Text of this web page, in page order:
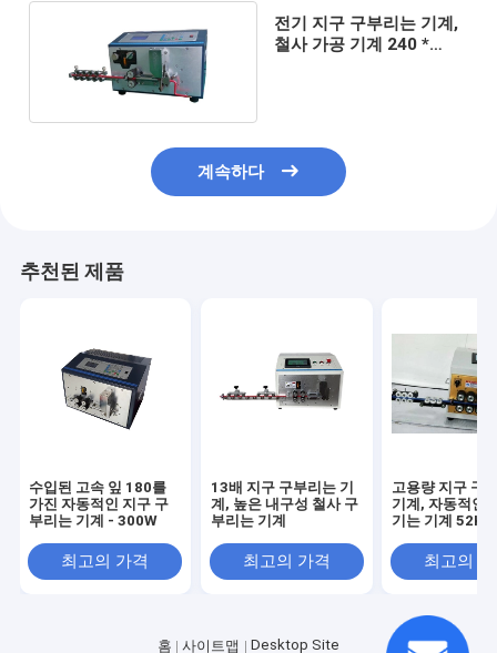
전기 지구 구부리는 기계,
철사 가공 기계 240 *
계속하다
추천된 제품
수입된 고속 잎 180를
가진 자동적인 지구 구
부리는 기계 - 300W
최고의 가격
13배 지구 구부리는 기
계, 높은 내구성 철사 구
부리는 기계
최고의 가격
고용량 지구 구
기계, 자동적인
기는 기계 52KG
최고의
홈 사이트맵 Desktop Site